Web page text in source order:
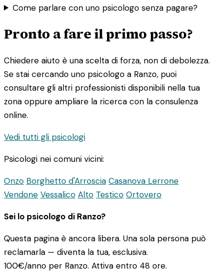
Come parlare con uno psicologo senza pagare?
Pronto a fare il primo passo?
Chiedere aiuto è una scelta di forza, non di debolezza.
Se stai cercando uno psicologo a Ranzo, puoi
consultare gli altri professionisti disponibili nella tua
zona oppure ampliare la ricerca con la consulenza
online.
Vedi tutti gli psicologi
Psicologi nei comuni vicini:
Onzo Borghetto d'Arroscia Casanova Lerrone
Vendone Vessalico Alto Testico Ortovero
Sei lo psicologo di Ranzo?
Questa pagina è ancora libera. Una sola persona può
reclamarla — diventa la tua, esclusiva.
100€/anno per Ranzo. Attiva entro 48 ore.